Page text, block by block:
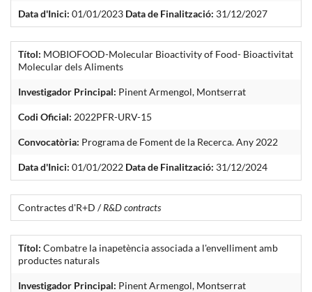
Data d'Inici: 01/01/2023 Data de Finalització: 31/12/2027
Títol: MOBIOFOOD-Molecular Bioactivity of Food- Bioactivitat
Molecular dels Aliments
Investigador Principal: Pinent Armengol, Montserrat
Codi Oficial: 2022PFR-URV-15
Convocatòria: Programa de Foment de la Recerca. Any 2022
Data d'Inici: 01/01/2022 Data de Finalització: 31/12/2024
Contractes d'R+D /R&D contracts
Títol: Combatre la inapetència associada a l'envelliment amb
productes naturals
Investigador Principal: Pinent Armengol, Montserrat